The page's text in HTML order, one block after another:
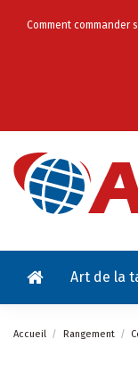
Comment commander
Art de la
Accueil Rangement